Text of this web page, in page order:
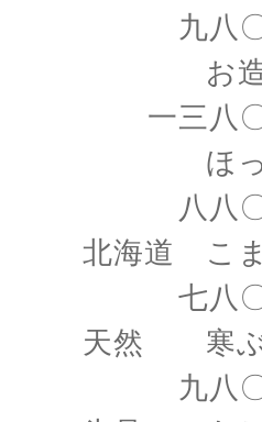
九八〇
お造
一三八〇
ほっ
八八〇
北海道
七八〇
天然 寒
九八〇